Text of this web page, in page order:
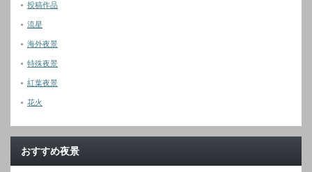
投稿作品
流星
海外夜景
特殊夜景
紅葉夜景
花火
おすすめ夜景